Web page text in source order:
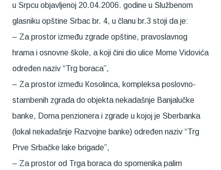
u Srpcu objavljenoj 20.04.2006. godine u Službenom
glasniku opštine Srbac br. 4, u članu br.3 stoji da je:
– Za prostor između zgrade opštine, pravoslavnog
hrama i osnovne škole, a koji čini dio ulice Mome Vidovića
određen naziv “Trg boraca”,
– Za prostor između Кosolinca, kompleksa poslovno-
stambenih zgrada do objekta nekadašnje Banjalučke
banke, Doma penzionera i zgrade u kojoj je Sberbanka
(lokal nekadašnje Razvojne banke) određen naziv “Trg
Prve Srbačke lake brigade”,
– Za prostor od Trga boraca do spomenika palim